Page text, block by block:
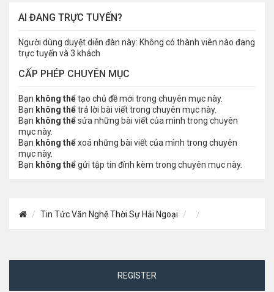
AI ĐANG TRỰC TUYẾN?
Người dùng duyệt diễn đàn này: Không có thành viên nào đang
trực tuyến và 3 khách
CẤP PHÉP CHUYÊN MỤC
Bạn không thểtạo chủ đề mới trong chuyên mục này.
Bạn không thểtrả lời bài viết trong chuyên mục này.
Bạn không thểsửa những bài viết của mình trong chuyên
mục này.
Bạn không thểxoá những bài viết của mình trong chuyên
mục này.
Bạn không thểgửi tập tin đính kèm trong chuyên mục này.
Tin Tức Văn Nghệ Thời Sự Hải Ngoại
REGISTER